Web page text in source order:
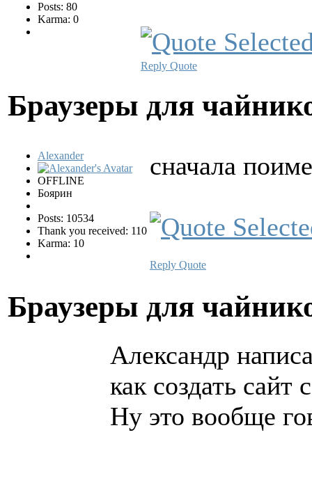
Posts: 80
Karma: 0
Reply Quote
Браузеры для
Alexander
OFFLINE
Боярин
Posts: 10534
Thank you received: 110
Karma: 10
сначала
Reply Quote
Браузеры для
Александр
как создать сайт
Ну это вообще